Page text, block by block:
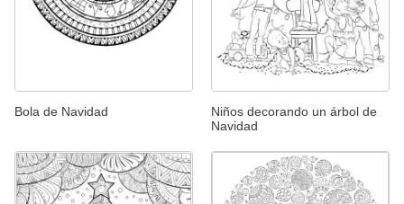
Bola de Navidad
Niños decorando un árbol de
Navidad